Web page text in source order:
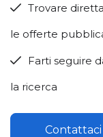
Trovare
le offerte
Farti seguire
la ricerca
Contattaci